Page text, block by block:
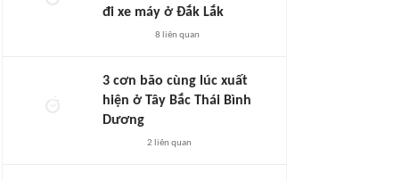
đi xe máy ở Đắk Lắk
8 liên quan
3 cơn bão cùng lúc xuất
hiện ở Tây Bắc Thái Bình
Dương
2 liên quan